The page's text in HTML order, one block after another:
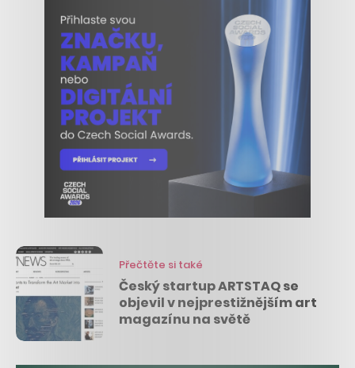
Přečtěte si také
Český startup ARTSTAQ se
objevil v nejprestižnějším art
magazínu na světě